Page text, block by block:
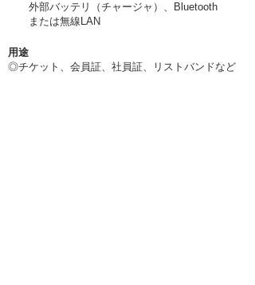
外部バッテリ（チャージャ）、
Bluetooth
または無線LAN
用途
◎チケット、会員証、社員証、リストバンドなど